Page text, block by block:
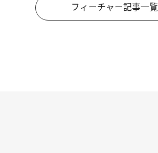
フィーチャー記事一覧